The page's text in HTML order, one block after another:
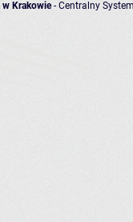
w Krakowie- Centralny